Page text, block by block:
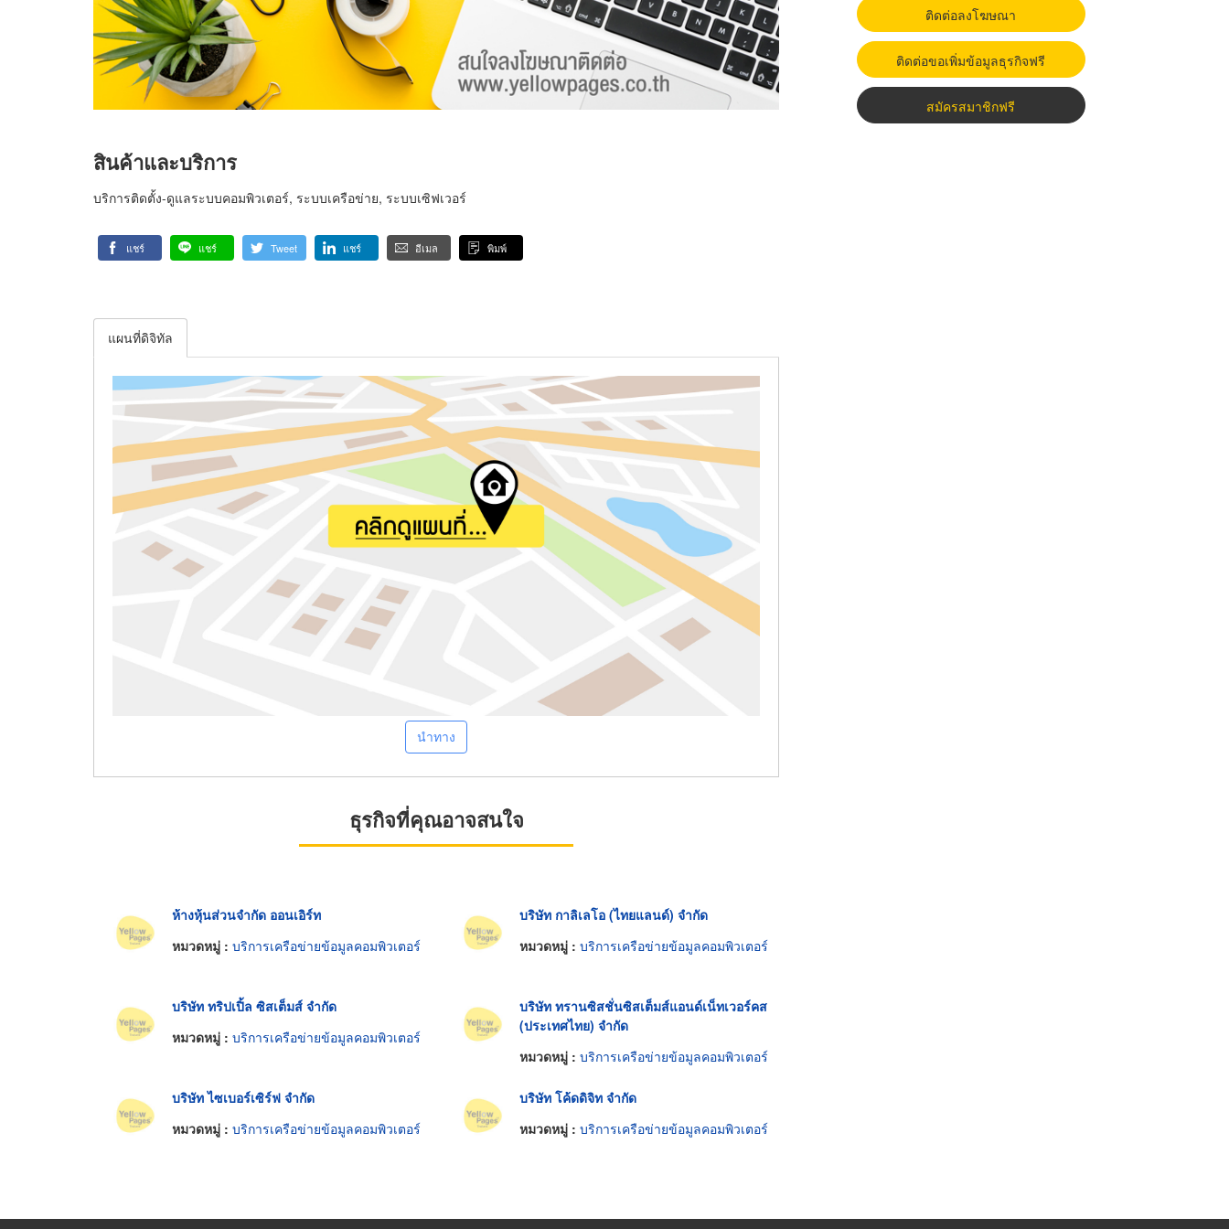
สินค้าและบริการ
บริการติดตั้ง-ดูแลระบบคอมพิวเตอร์, ระบบเครือข่าย, ระบบเซิฟเวอร์
แชร์ แชร์ Tweet แชร์ อีเมล พิมพ์
แผนที่ดิจิทัล
นำทาง
ธุรกิจที่คุณอาจสนใจ
ห้างหุ้นส่วนจำกัด ออนเอิร์ท
หมวดหมู่ : บริการเครือข่ายข้อมูลคอมพิวเตอร์
บริษัท กาลิเลโอ (ไทยแลนด์) จำกัด
หมวดหมู่ : บริการเครือข่ายข้อมูลคอมพิวเตอร์
บริษัท ทริปเปิ้ล ซิสเต็มส์ จำกัด
หมวดหมู่ : บริการเครือข่ายข้อมูลคอมพิวเตอร์
บริษัท ทรานซิสชั่นซิสเต็มส์แอนด์เน็ทเวอร์คส
(ประเทศไทย) จำกัด
หมวดหมู่ : บริการเครือข่ายข้อมูลคอมพิวเตอร์
บริษัท ไซเบอร์เซิร์ฟ จำกัด
หมวดหมู่ : บริการเครือข่ายข้อมูลคอมพิวเตอร์
บริษัท โค้ดดิจิท จำกัด
หมวดหมู่ : บริการเครือข่ายข้อมูลคอมพิวเตอร์
ติดต่อลงโฆษณา
ติดต่อขอเพิ่มข้อมูลธุรกิจฟรี
สมัครสมาชิกฟรี